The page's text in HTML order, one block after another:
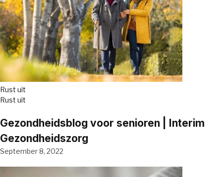
Rust uit
Rust uit
Gezondheidsblog voor senioren | Interim
Gezondheidszorg
September 8, 2022